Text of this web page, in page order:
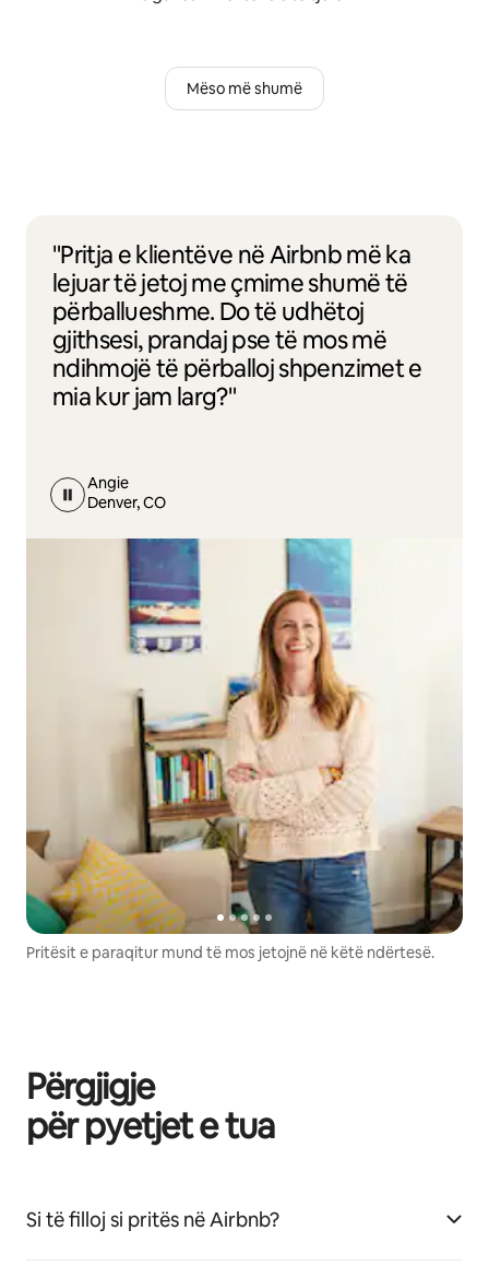
Mëso më shumë
"Pritja e klientëve në Airbnb më ka
lejuar të jetoj me çmime shumë të
përballueshme. Do të udhëtoj
gjithsesi, prandaj pse të mos më
ndihmojë të përballoj shpenzimet e
mia kur jam larg?"
Angie
Denver, CO
Pritësit e paraqitur mund të mos jetojnë në këtë ndërtesë.
Përgjigje
për pyetjet e tua
Si të filloj si pritës në Airbnb?